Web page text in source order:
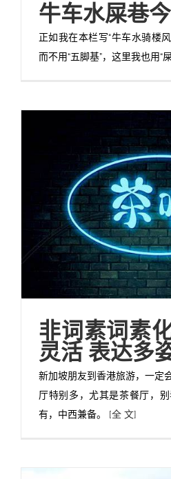
牛车水屎巷
正如我在本栏写“牛车水骑楼
而不用“五脚基”，这里我也用“
非词素词素
灵活 表达多
新加坡朋友到香港旅游，一定
厅特别多，尤其是茶餐厅，
有，中西兼备。 [全 文]